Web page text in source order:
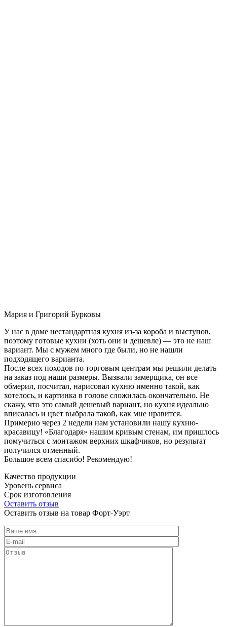
Мария и Григорий Бурковы
У нас в доме нестандартная кухня из-за короба и выступов,
поэтому готовые кухни (хоть они и дешевле) — это не наш
вариант. Мы с мужем много где были, но не нашли
подходящего варианта.
После всех походов по торговым центрам мы решили делать
на заказ под наши размеры. Вызвали замерщика, он все
обмерил, посчитал, нарисовал кухню именно такой, как
хотелось, и картинка в голове сложилась окончательно. Не
скажу, что это самый дешевый вариант, но кухня идеально
вписалась и цвет выбрала такой, как мне нравится.
Примерно через 2 недели нам установили нашу кухню-
красавицу! «Благодаря» нашим кривым стенам, им пришлось
помучиться с монтажом верхних шкафчиков, но результат
получился отменный.
Большое всем спасибо! Рекомендую!
Качество продукции
Уровень сервиса
Срок изготовления
Оставить отзыв
Оставить отзыв на товар Форт-Уэрт